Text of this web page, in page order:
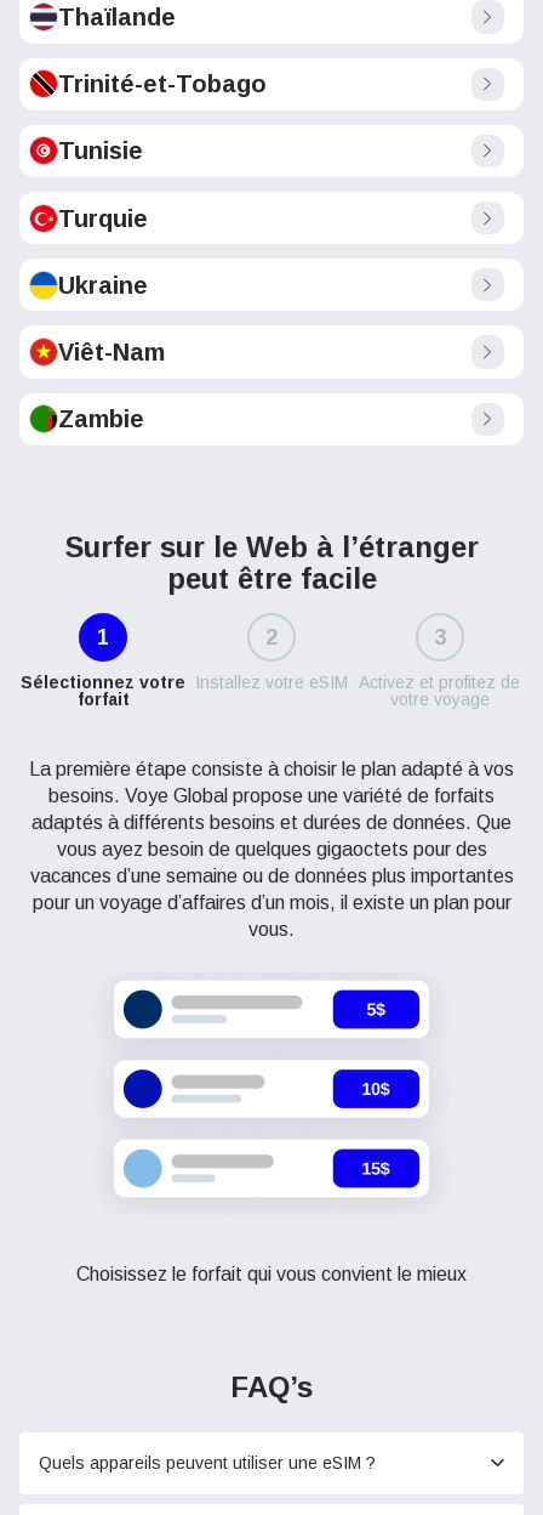
Thaïlande
Trinité-et-Tobago
Tunisie
Turquie
Ukraine
Viêt-Nam
Zambie
Surfer sur le Web à l’étranger
peut être facile
1
Sélectionnez votre
forfait
2
Installez votre eSIM
3
Activez et profitez de
votre voyage
La première étape consiste à choisir le plan adapté à vos
besoins. Voye Global propose une variété de forfaits
adaptés à différents besoins et durées de données. Que
vous ayez besoin de quelques gigaoctets pour des
vacances d’une semaine ou de données plus importantes
pour un voyage d’affaires d’un mois, il existe un plan pour
vous.
Choisissez le forfait qui vous convient le mieux
FAQ’s
Quels appareils peuvent utiliser une eSIM ?